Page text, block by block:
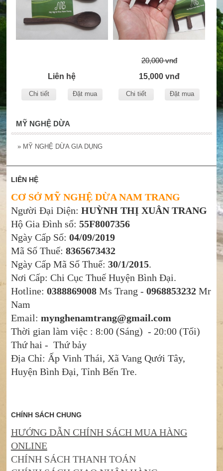
Liên hệ
Chi tiết Đặt mua
20,000 vnđ
15,000 vnđ
Chi tiết Đặt mua
MỸ NGHỆ DỪA
» MỸ NGHỆ DỪA GIA DỤNG
LIÊN HỆ
CƠ SỞ MỸ NGHỆ DỪA NAM TRANG
Người Đại Diện: HUỲNH THỊ XUÂN TRANG
Hộ Gia Đình số: 55F8007356
Ngày Cấp Số: 04/09/2019
Mã Số Thuế: 8365673432
Ngày Cấp Mã Số Thuế: 30/1/2015.
Nơi Cấp: Chi Cục Thuế Huyện Bình Đại.
Hotline: 0388869008Ms Trang - 0968853232Mr
Nam
Email: mynghenamtrang@gmail.com
Thời gian làm việc : 8:00 (Sáng) - 20:00 (Tối)
Thứ hai - Thứ bảy
Địa Chỉ: Ấp Vinh Thái, Xã Vang Qưới Tây,
Huyện Bình Đại, Tỉnh Bến Tre.
CHÍNH SÁCH CHUNG
HƯỚNG DẪN CHÍNH SÁCH MUA HÀNG
ONLINE
CHÍNH SÁCH THANH TOÁN